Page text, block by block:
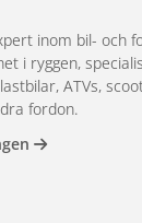
inom bil- och
i ryggen,
ATVs,
fordon.